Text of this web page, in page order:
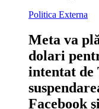
Politica Externa
Meta va
dolari
intentat de
Facebook